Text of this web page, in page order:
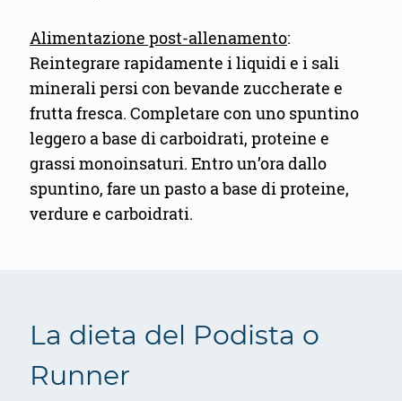
Alimentazione post-allenamento:
Reintegrare rapidamente i liquidi e i sali
minerali persi con bevande zuccherate e
frutta fresca. Completare con uno spuntino
leggero a base di carboidrati, proteine e
grassi monoinsaturi. Entro un’ora dallo
spuntino, fare un pasto a base di proteine,
verdure e carboidrati.
La dieta del Podista o
Runner